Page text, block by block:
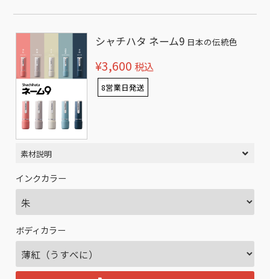
シャチハタ ネーム9 日本の伝統色
¥3,600 税込
8営業日発送
素材説明
インクカラー
ボディカラー